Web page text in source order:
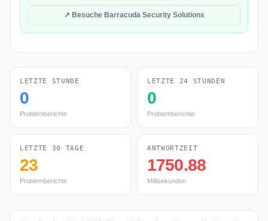
↗ Besuche Barracuda Security Solutions
LETZTE STUNDE
0
Problemberichte
LETZTE 24 STUNDEN
0
Problemberichte
LETZTE 30 TAGE
23
Problemberichte
ANTWORTZEIT
1750.88
Millisekunden